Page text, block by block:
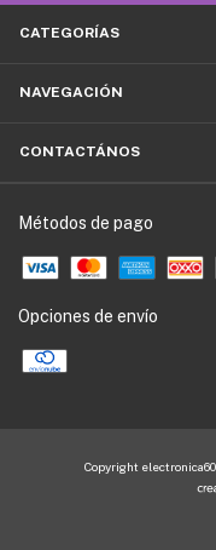
CATEGORÍAS
NAVEGACIÓN
CONTACTÁNOS
Métodos de pago
Opciones de envío
Copyright